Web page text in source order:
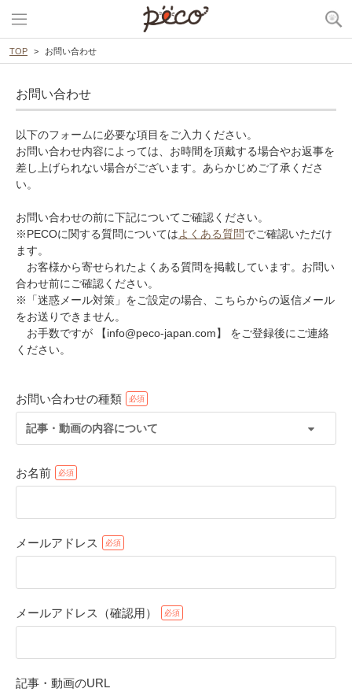
TOP お問い合わせ
お問い合わせ
以下のフォームに必要な項目をご入力ください。
お問い合わせ内容によっては、お時間を頂戴する場合やお返事を
差し上げられない場合がございます。あらかじめご了承くださ
い。
お問い合わせの前に下記についてご確認ください。
※PECOに関する質問についてはよくある質問でご確認いただけ
ます。
お客様から寄せられたよくある質問を掲載しています。お問い
合わせ前にご確認ください。
※「迷惑メール対策」をご設定の場合、こちらからの返信メール
をお送りできません。
お手数ですが 【info@peco-japan.com】 をご登録後にご連絡
ください。
お問い合わせの種類
記事・動画の内容について
お名前
メールアドレス
メールアドレス（確認用）
記事・動画のURL
アプリで開く